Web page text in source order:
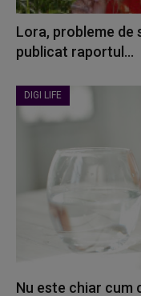
Lora, probleme de
publicat raportul...
DIGI LIFE
Nu este chiar cum